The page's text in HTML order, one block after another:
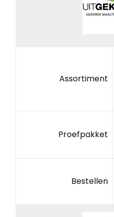
Assortiment
Proefpakket
Bestellen